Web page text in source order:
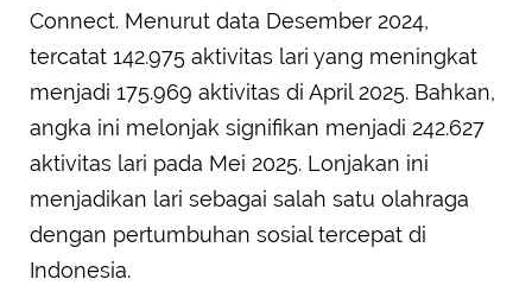
Connect. Menurut data Desember 2024,
tercatat 142.975 aktivitas lari yang meningkat
menjadi 175.969 aktivitas di April 2025. Bahkan,
angka ini melonjak signifikan menjadi 242.627
aktivitas lari pada Mei 2025. Lonjakan ini
menjadikan lari sebagai salah satu olahraga
dengan pertumbuhan sosial tercepat di
Indonesia.